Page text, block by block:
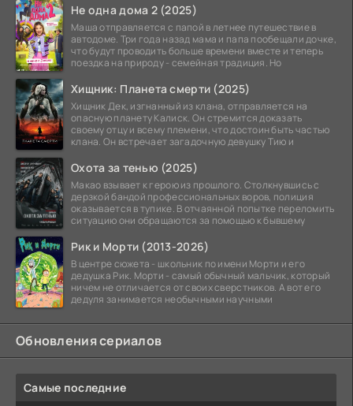
Не одна дома 2 (2025)
Маша отправляется с папой в летнее путешествие в
автодоме. Три года назад мама и папа пообещали дочке,
что будут проводить больше времени вместе и теперь
поездка на природу - семейная традиция. Но
Хищник: Планета смерти (2025)
Хищник Дек, изгнанный из клана, отправляется на
опасную планету Калиск. Он стремится доказать
своему отцу и всему племени, что достоин быть частью
клана. Он встречает загадочную девушку Тию и
Охота за тенью (2025)
Макао взывает к герою из прошлого. Столкнувшись с
дерзкой бандой профессиональных воров, полиция
оказывается в тупике. В отчаянной попытке переломить
ситуацию они обращаются за помощью к бывшему
Рик и Морти (2013-2026)
В центре сюжета - школьник по имени Морти и его
дедушка Рик. Морти - самый обычный мальчик, который
ничем не отличается от своих сверстников. А вот его
дедуля занимается необычными научными
Обновления сериалов
Самые последние